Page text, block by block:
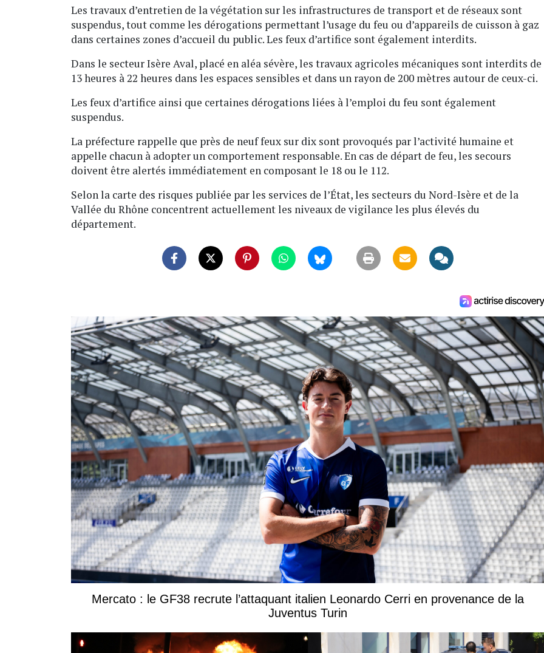
Les travaux d’entretien de la végétation sur les infrastructures de transport et de réseaux sont
suspendus, tout comme les dérogations permettant l’usage du feu ou d’appareils de cuisson à gaz
dans certaines zones d’accueil du public. Les feux d’artifice sont également interdits.
Dans le secteur Isère Aval, placé en aléa sévère, les travaux agricoles mécaniques sont interdits de
13 heures à 22 heures dans les espaces sensibles et dans un rayon de 200 mètres autour de ceux-ci.
Les feux d’artifice ainsi que certaines dérogations liées à l’emploi du feu sont également
suspendus.
La préfecture rappelle que près de neuf feux sur dix sont provoqués par l’activité humaine et
appelle chacun à adopter un comportement responsable. En cas de départ de feu, les secours
doivent être alertés immédiatement en composant le 18 ou le 112.
Selon la carte des risques publiée par les services de l’État, les secteurs du Nord-Isère et de la
Vallée du Rhône concentrent actuellement les niveaux de vigilance les plus élevés du
département.
Mercato : le GF38 recrute l’attaquant italien Leonardo Cerri en provenance de la
Juventus Turin